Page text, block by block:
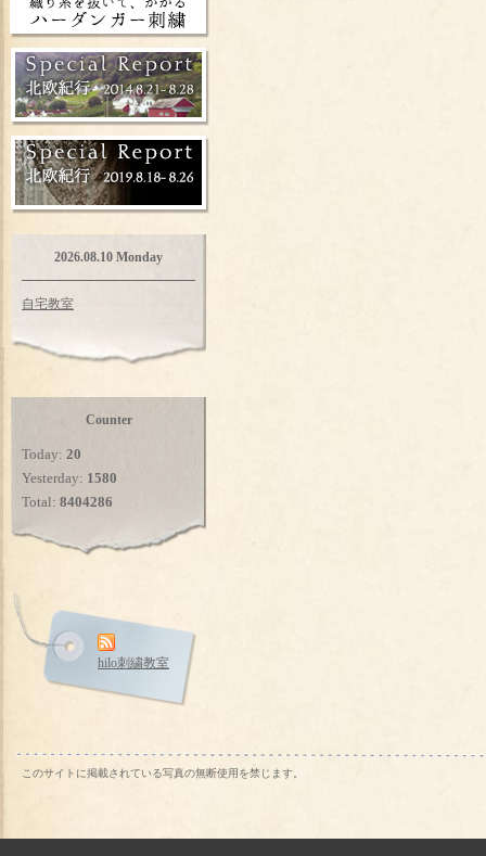
2026.08.10 Monday
自宅教室
Counter
Today: 20
Yesterday: 1580
Total: 8404286
hilo刺繍教室
このサイトに掲載されている写真の無断使用を禁じます。